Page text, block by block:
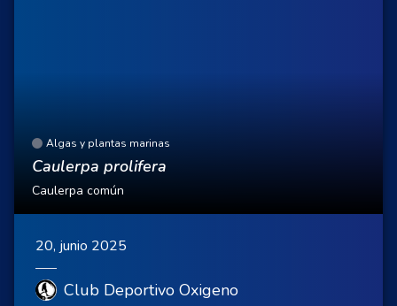
Algas y plantas marinas
Caulerpa prolifera
Caulerpa común
20, junio 2025
Club Deportivo Oxigeno